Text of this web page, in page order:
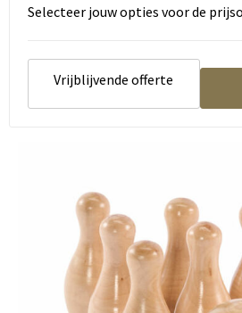
Selecteer jouw opties voor de
Vrijblijvende offerte